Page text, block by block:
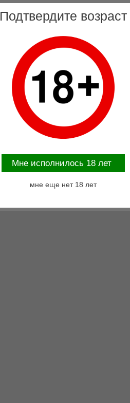
Подтвердите возраст
Mне исполнилось 18 лет
мне еще нет 18 лет